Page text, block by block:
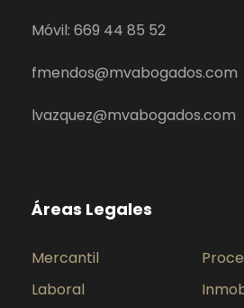
Móvil: 669 44 85 52
fmendos@mvabogados.com
lvazquez@mvabogados.com
Áreas Legales
Mercantil
Laboral